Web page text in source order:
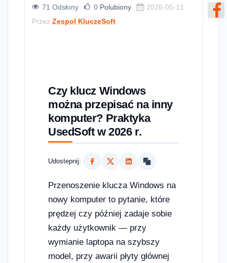
71 Odsłony 0 Polubiony
2026-05-11
Przez Zespol KluczeSoft
Czy klucz Windows
można przepisać na inny
komputer? Praktyka
UsedSoft w 2026 r.
Udostepnij:
Przenoszenie klucza Windows na
nowy komputer to pytanie, które
prędzej czy później zadaje sobie
każdy użytkownik — przy
wymianie laptopa na szybszy
model, przy awarii płyty głównej